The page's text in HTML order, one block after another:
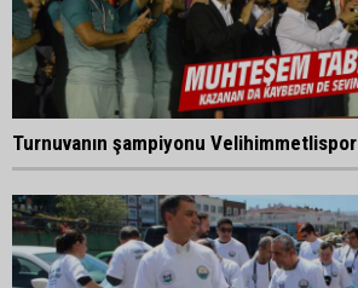
Turnuvanın şampiyonu Velihimmetlispor